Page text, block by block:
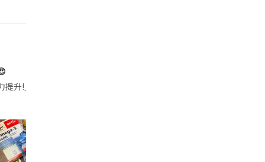
帶的行動電源機身已標示「10000mAh」，卻仍被要求當場丟
提升!｣ 長時間對住電腦､剪片寫稿,成日覺得眼睛乾澀､腦袋好似｢斷